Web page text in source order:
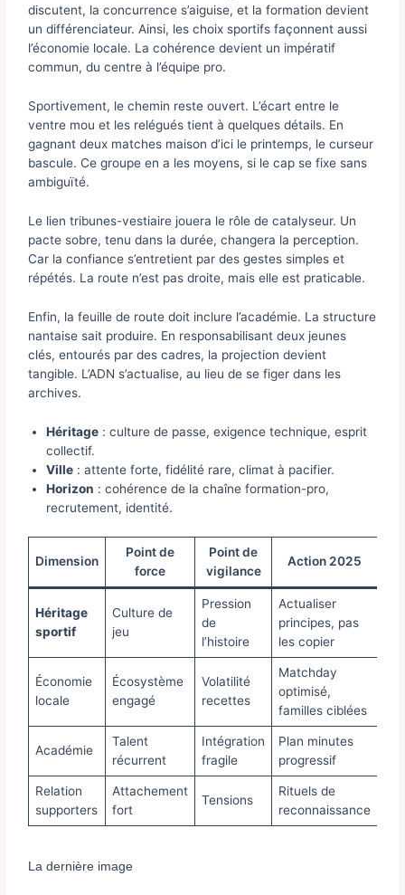
discutent, la concurrence s’aiguise, et la formation devient
un différenciateur. Ainsi, les choix sportifs façonnent aussi
l’économie locale. La cohérence devient un impératif
commun, du centre à l’équipe pro.
Sportivement, le chemin reste ouvert. L’écart entre le
ventre mou et les relégués tient à quelques détails. En
gagnant deux matches maison d’ici le printemps, le curseur
bascule. Ce groupe en a les moyens, si le cap se fixe sans
ambiguïté.
Le lien tribunes-vestiaire jouera le rôle de catalyseur. Un
pacte sobre, tenu dans la durée, changera la perception.
Car la confiance s’entretient par des gestes simples et
répétés. La route n’est pas droite, mais elle est praticable.
Enfin, la feuille de route doit inclure l’académie. La structure
nantaise sait produire. En responsabilisant deux jeunes
clés, entourés par des cadres, la projection devient
tangible. L’ADN s’actualise, au lieu de se figer dans les
archives.
Héritage : culture de passe, exigence technique, esprit
collectif.
Ville : attente forte, fidélité rare, climat à pacifier.
Horizon : cohérence de la chaîne formation-pro,
recrutement, identité.
Dimension
Point de
force
Point de
vigilance
Action 2025
Héritage
sportif
Culture de
jeu
Pression
de
l’histoire
Actualiser
principes, pas
les copier
Économie
locale
Écosystème
engagé
Volatilité
recettes
Matchday
optimisé,
familles ciblées
Académie
Talent
récurrent
Intégration
fragile
Plan minutes
progressif
Relation
supporters
Attachement
fort
Tensions
Rituels de
reconnaissance
La dernière image